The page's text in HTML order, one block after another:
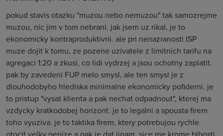
pokud stavis otazku "muzou nebo nemuzou" tak samozrejme
muzou, nic jim v tom nebrani. jak jsem uz rikal, je to
ekonomicky kontraproduktivni. ale pri nenazranosti ISP
muze dojit k tomu, ze pozene uzivatele z limitnich tarifu na
agregaci 1:20 a zkusi, co lidi vydrzej a jsou ochotny zaplatit.
pak by zavedeni FUP melo smysl, ale ten smysl je z
dlouhodobyho hlediska minimalne ekonomicky pofiderni. je
to pristup "vysat klienta a pak nechat odpadnout", kterej ma
vzdycky kratkodobej horizont. je to legalni a spousta firem
toho vyuziva. je to taktika firem, ktery potrebujou rychle